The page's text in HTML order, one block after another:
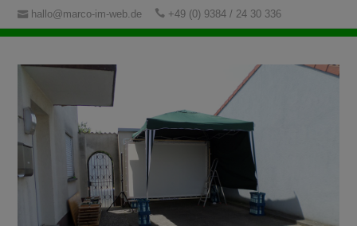
hallo@marco-im-web.de +49 (0) 9384 / 24 30 336